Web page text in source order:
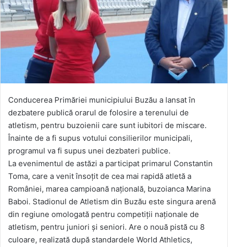
Conducerea Primăriei municipiului Buzău a lansat în
dezbatere publică orarul de folosire a terenului de
atletism, pentru buzoienii care sunt iubitori de miscare.
Înainte de a fi supus votului consilierilor municipali,
programul va fi supus unei dezbateri publice.
La evenimentul de astăzi a participat primarul Constantin
Toma, care a venit însoțit de cea mai rapidă atletă a
României, marea campioană națională, buzoianca Marina
Baboi. Stadionul de Atletism din Buzău este singura arenă
din regiune omologată pentru competiții naționale de
atletism, pentru juniori și seniori. Are o nouă pistă cu 8
culoare, realizată după standardele World Athletics,